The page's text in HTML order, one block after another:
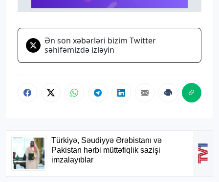
Ən son xəbərləri bizim Twitter
səhifəmizdə izləyin